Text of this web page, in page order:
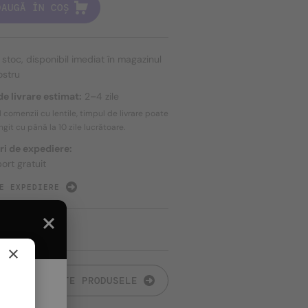
ÎN COȘ
stoc, disponibil imediat în magazinul
livrare estimat: 2–4 zile
comenzii cu lentile, timpul de livrare poate
cu până la
10 zile lucrătoare.
de expediere:
gratuit
EXPEDIERE
TOATE PRODUSELE
×